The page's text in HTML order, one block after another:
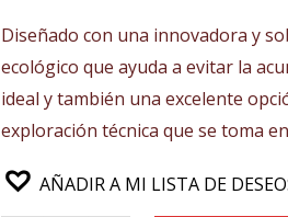
Diseñado con una innovadora y
ecológico que ayuda a evitar la
ideal y también una excelente
exploración técnica que se toma
AÑADIR A MI LISTA DE